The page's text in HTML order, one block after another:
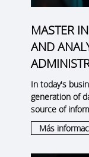
MASTER
AND
In today's
generation of
source of
Más